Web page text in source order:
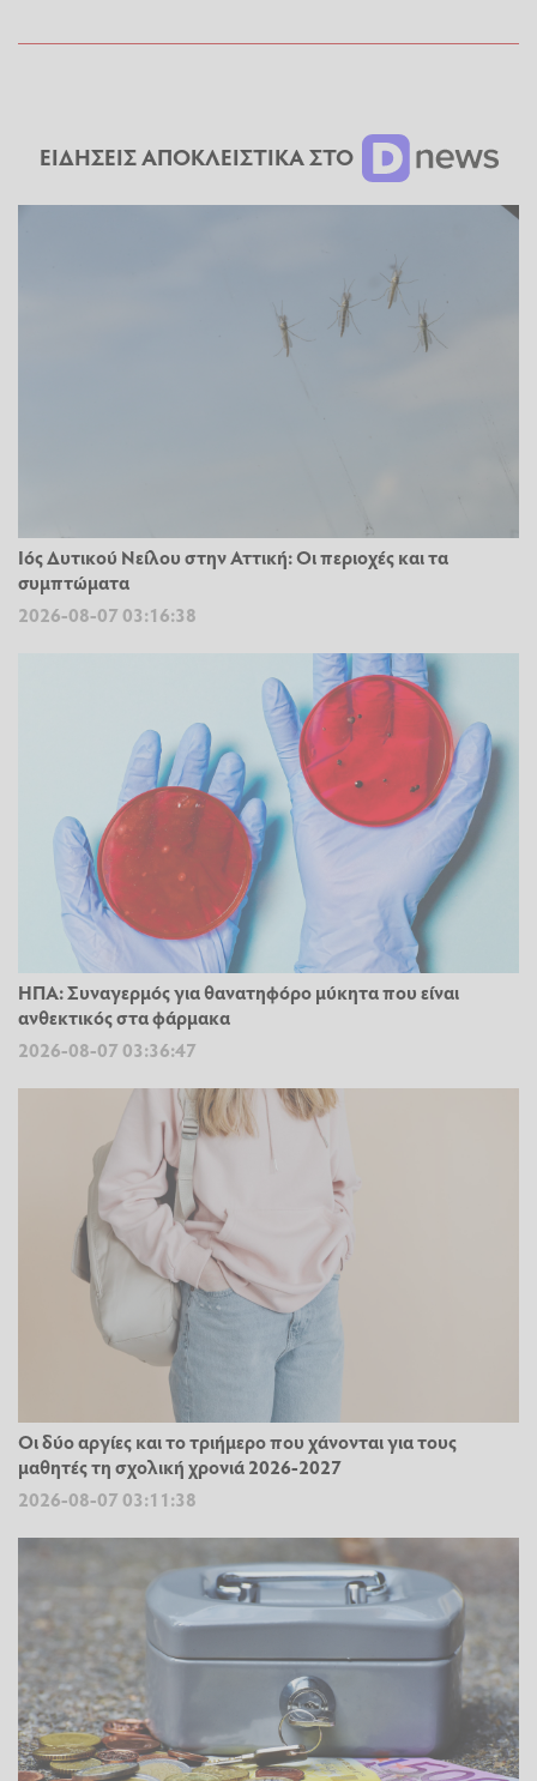
ΕΙΔΗΣΕΙΣ ΑΠΟΚΛΕΙΣΤΙΚΑ ΣΤΟ
Ιός Δυτικού Νείλου στην Αττική: Οι περιοχές και τα
συμπτώματα
2026-08-07 03:16:38
ΗΠΑ: Συναγερμός για θανατηφόρο μύκητα που είναι
ανθεκτικός στα φάρμακα
2026-08-07 03:36:47
Οι δύο αργίες και το τριήμερο που χάνονται για τους
μαθητές τη σχολική χρονιά 2026-2027
2026-08-07 03:11:38